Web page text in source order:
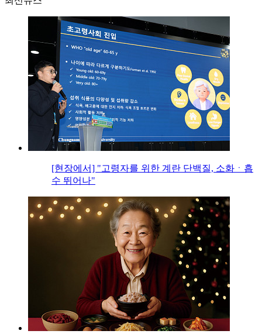
[현장에서] "고령자를 위한 계란 단백질, 소화ㆍ흡
수 뛰어나"